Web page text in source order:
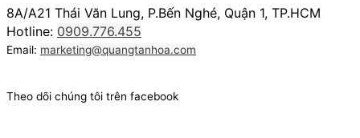
8A/A21 Thái Văn Lung, P.Bến Nghé, Quận 1, TP.HCM
Hotline: 0909.776.455
Email: marketing@quangtanhoa.com
Theo dõi chúng tôi trên facebook